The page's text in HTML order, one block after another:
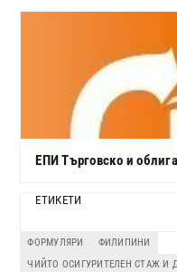
ЕПИ Търговско и
ЕТИКЕТИ
ФОРМУЛЯРИ
ФИЛИПИНИ
ЧИЙТО ОСИГУРИТЕЛЕН СТАЖ И